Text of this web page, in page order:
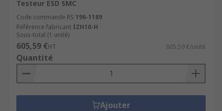
Testeur ESD SMC
Code commande RS 196-1189
Référence fabricant IZH10-H
Sous-total (1 unité)
605,59 €HT 605,59 €/unité
Quantité
Ajouter